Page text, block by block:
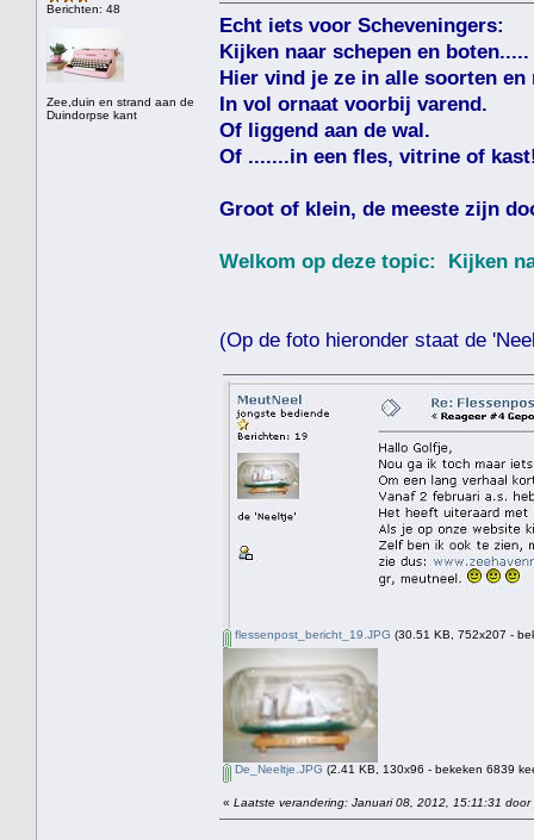
Berichten: 48
Zee,duin en strand aan de
Duindorpse kant
Echt iets voor Scheveningers:
Kijken naar schepen en boten.....
Hier vind je ze in alle soorten en
In vol ornaat voorbij varend.
Of liggend aan de wal.
Of .......in een fles, vitrine of
Groot of klein, de meeste zijn
Welkom op deze topic: Kijken
(Op de foto hieronder staat de
flessenpost_bericht_19.JPG (30.51 KB, 752x207 -
De_Neeltje.JPG (2.41 KB, 130x96 - bekeken 6839
« Laatste verandering: Januari 08, 2012, 15:11:31 door